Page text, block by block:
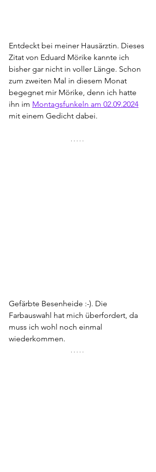
Entdeckt bei meiner Hausärztin. Dieses
Zitat von Eduard Mörike kannte ich
bisher gar nicht in voller Länge. Schon
zum zweiten Mal in diesem Monat
begegnet mir Mörike, denn ich hatte
ihn im Montagsfunkeln am 02.09.2024
mit einem Gedicht dabei.
Gefärbte Besenheide :-). Die
Farbauswahl hat mich überfordert, da
muss ich wohl noch einmal
wiederkommen.